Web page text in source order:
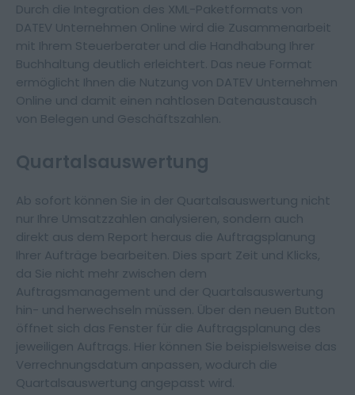
Impressum Datenschutz
Durch die Integration des XML-Paketformats von
DATEV Unternehmen Online wird die Zusammenarbeit
mit Ihrem Steuerberater und die Handhabung Ihrer
Buchhaltung deutlich erleichtert. Das neue Format
ermöglicht Ihnen die Nutzung von DATEV Unternehmen
Online und damit einen nahtlosen Datenaustausch
von Belegen und Geschäftszahlen.
Quartalsauswertung
Ab sofort können Sie in der Quartalsauswertung nicht
nur Ihre Umsatzzahlen analysieren, sondern auch
direkt aus dem Report heraus die Auftragsplanung
Ihrer Aufträge bearbeiten. Dies spart Zeit und Klicks,
da Sie nicht mehr zwischen dem
Auftragsmanagement und der Quartalsauswertung
hin- und herwechseln müssen. Über den neuen Button
öffnet sich das Fenster für die Auftragsplanung des
jeweiligen Auftrags. Hier können Sie beispielsweise das
Verrechnungsdatum anpassen, wodurch die
Quartalsauswertung angepasst wird.